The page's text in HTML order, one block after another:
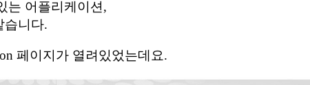
는 어플리케이션,
습니다.
페이지가 열려있었는데요.